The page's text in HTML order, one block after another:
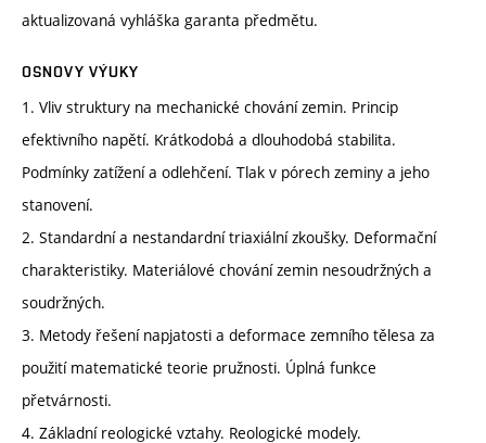
aktualizovaná vyhláška garanta předmětu.
OSNOVY VÝUKY
1. Vliv struktury na mechanické chování zemin. Princip
efektivního napětí. Krátkodobá a dlouhodobá stabilita.
Podmínky zatížení a odlehčení. Tlak v pórech zeminy a jeho
stanovení.
2. Standardní a nestandardní triaxiální zkoušky. Deformační
charakteristiky. Materiálové chování zemin nesoudržných a
soudržných.
3. Metody řešení napjatosti a deformace zemního tělesa za
použití matematické teorie pružnosti. Úplná funkce
přetvárnosti.
4. Základní reologické vztahy. Reologické modely.